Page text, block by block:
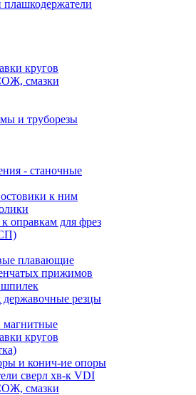
плашкодержатели
кругов
смазки
и труборезы
- станочные
к ним
оправкам для фрез
плавающие
прижимов
шпилек
резцы
кругов
и конич-ие опоры
сверл хв-к VDI
смазки